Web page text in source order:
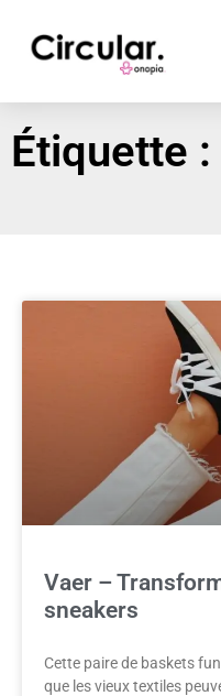
Étiquette
Vaer –
sneakers
Cette paire de baskets
que les vieux textiles